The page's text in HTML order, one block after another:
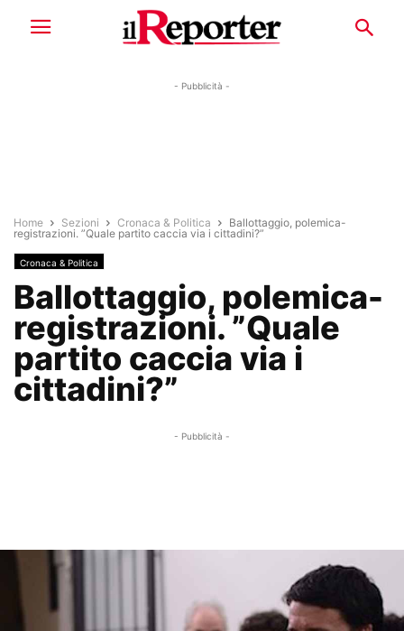
- Pubblicità -
Home Sezioni Cronaca & Politica
Ballottaggio, polemica-
registrazioni. ”Quale partito caccia via i cittadini?”
Cronaca & Politica
Ballottaggio, polemica-
registrazioni. ”Quale
partito caccia via i
cittadini?”
- Pubblicità -